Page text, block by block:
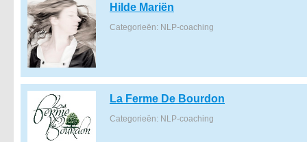
Hilde Mariën
Categorieën: NLP-coaching
La Ferme De Bourdon
Categorieën: NLP-coaching